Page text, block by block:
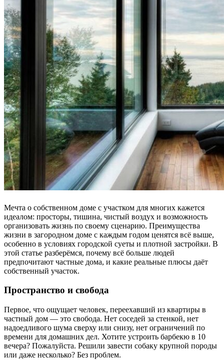
Мечта о собственном доме с участком для многих кажется
идеалом: просторы, тишина, чистый воздух и возможность
организовать жизнь по своему сценарию. Преимущества
жизни в загородном доме с каждым годом ценятся всё выше,
особенно в условиях городской суеты и плотной застройки. В
этой статье разберёмся, почему всё больше людей
предпочитают частные дома, и какие реальные плюсы даёт
собственный участок.
Пространство и свобода
Первое, что ощущает человек, переехавший из квартиры в
частный дом — это свобода. Нет соседей за стенкой, нет
надоедливого шума сверху или снизу, нет ограничений по
времени для домашних дел. Хотите устроить барбекю в 10
вечера? Пожалуйста. Решили завести собаку крупной породы
или даже несколько? Без проблем.